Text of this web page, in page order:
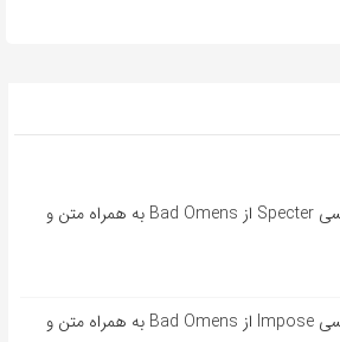
آهنگ انگلیسی Specter از Bad Omens به همراه متن و
آهنگ انگلیسی Impose از Bad Omens به همراه متن و